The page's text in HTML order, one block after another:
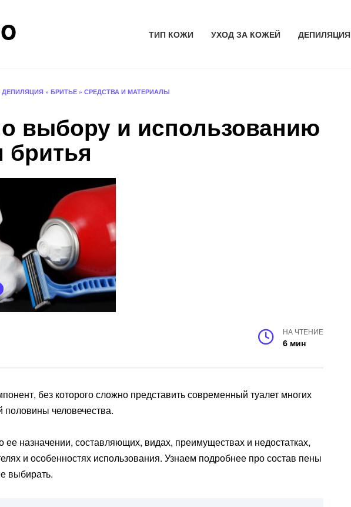
ТИП КОЖИ УХОД ЗА КОЖЕЙ ДЕПИЛЯЦИЯ
ДЕПИЛЯЦИЯ » БРИТЬЕ » СРЕДСТВА И МАТЕРИАЛЫ
выбору и использованию
НА ЧТЕНИЕ
6 мин
без которого сложно представить современный туалет многих
половины человечества.
назначении, составляющих, видах, преимуществах и недостатках,
и особенностях использования. Узнаем подробнее про состав пены
выбирать.